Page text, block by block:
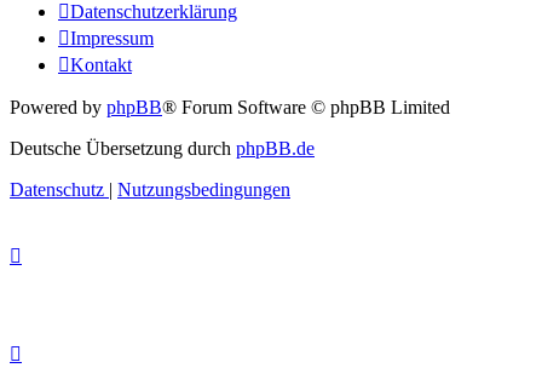
Datenschutzerklärung
Impressum
Kontakt
Powered by phpBB® Forum Software © phpBB Limited
Deutsche Übersetzung durch phpBB.de
Datenschutz | Nutzungsbedingungen